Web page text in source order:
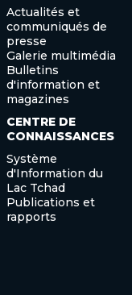
Actualités et
communiqués de
presse
Galerie multimédia
Bulletins
d'information et
magazines
CENTRE DE
CONNAISSANCES
Système
d'Information du
Lac Tchad
Publications et
rapports